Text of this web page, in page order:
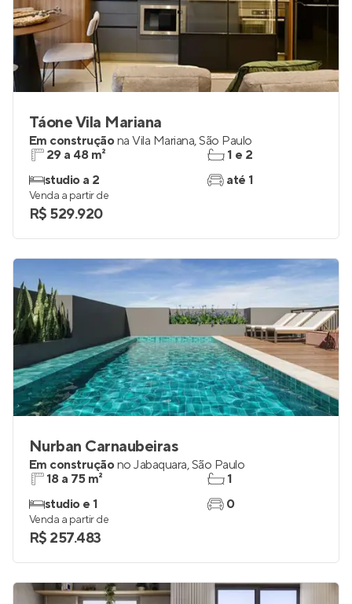
Táone Vila Mariana
Em construçãona Vila Mariana,São Paulo
29 a 48 m²
studio a 2
1 e 2
até 1
Venda a partir de
R$ 529.920
Nurban Carnaubeiras
Em construçãono Jabaquara,São Paulo
18 a 75 m²
studio e 1
1
0
Venda a partir de
R$ 257.483